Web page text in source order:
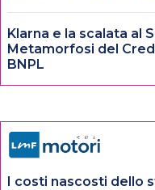
Klarna e la scalata al
Metamorfosi del
BNPL
I costi nascosti dello